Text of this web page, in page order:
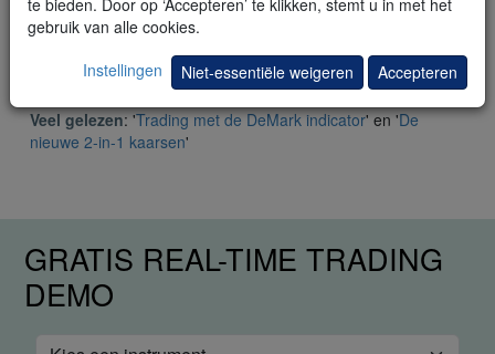
Dialog venster.
Activeer TradeGuard+AutoOrder of AutoOrder voor
automatisch handelen.
Veel gelezen: 'Trading met de DeMark indicator' en 'De
nieuwe 2-in-1 kaarsen'
te bieden. Door op ‘Accepteren’ te klikken, stemt u in met het
gebruik van alle cookies.
Instellingen
Niet-essentiële weigeren Accepteren
GRATIS REAL-TIME TRADING
DEMO